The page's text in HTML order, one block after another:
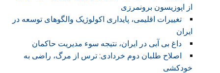
از اپوزیسون برونمرزی
تغییرات اقلیمی، پایداری اکولوژیک والگوهای توسعه در
ایران
داغ بی آبی در ایران، نتیجه سوء مدیریت حاکمان
اصلاح طلبان دوم خردادی: ترس از مرگ، راضی به
خودکشی